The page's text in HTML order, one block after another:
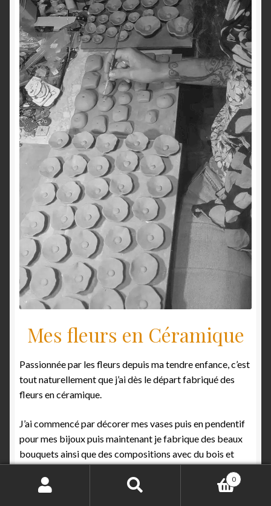
Mes fleurs en Céramique
Passionnée par les fleurs depuis ma tendre enfance, c’est
tout naturellement que j’ai dès le départ fabriqué des
fleurs en céramique.
J’ai commencé par décorer mes vases puis en pendentif
pour mes bijoux puis maintenant je fabrique des beaux
bouquets ainsi que des compositions avec du bois et
bois flotté. Depuis mon arrivée à Valensole, je réalise
également des compo. avec des suspensions d’oiseaux et
Recherche
0